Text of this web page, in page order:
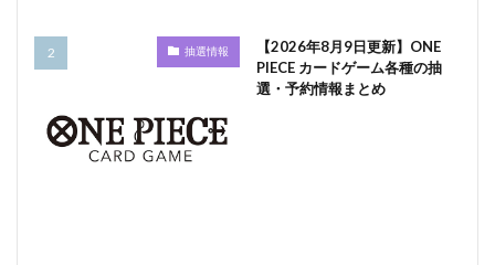
抽選情報
【2026年8月9日更新】ONE
PIECE カードゲーム各種の抽
選・予約情報まとめ